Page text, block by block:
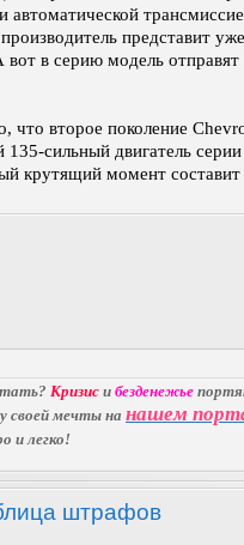
автоматической
представит
в серию модель отправят
что второе поколение
сильный двигатель
крутящий момент
Кризис и безденежье
своей мечты на нашем
и легко!
штрафов